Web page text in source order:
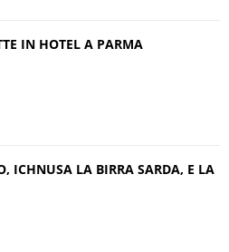
IN HOTEL A PARMA
ICHNUSA LA BIRRA SARDA, E LA